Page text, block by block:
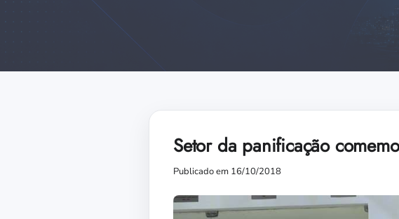
Setor da panificação
Publicado em 16/10/2018